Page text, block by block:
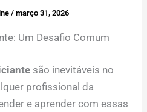
/março 31, 2026
Um Desafio Comum
são inevitáveis no
profissional da
e aprender com essas